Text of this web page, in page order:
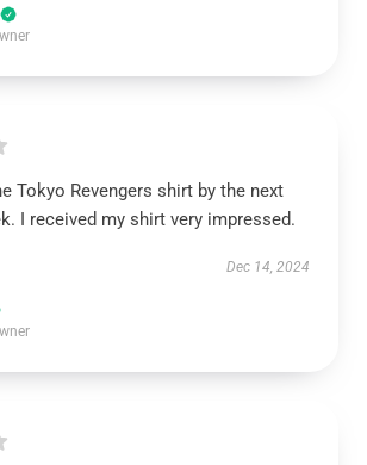
Tokyo Revengers shirt by the next
I received my shirt very impressed.
Dec 14, 2024